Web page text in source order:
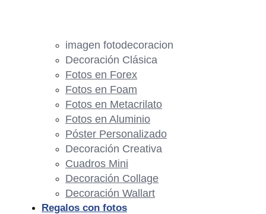
imagen fotodecoracion
Decoración Clásica
Fotos en Forex
Fotos en Foam
Fotos en Metacrilato
Fotos en Aluminio
Póster Personalizado
Decoración Creativa
Cuadros Mini
Decoración Collage
Decoración Wallart
Regalos con fotos